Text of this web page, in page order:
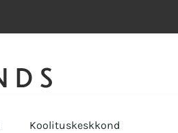
Koolituskeskkond